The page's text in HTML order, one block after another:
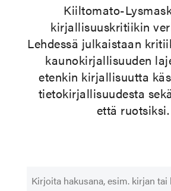
Kiiltomato-
kirjallisuuskritiikin
Lehdessä julkaistaan
kaunokirjallisuuden
etenkin kirjallisuutta
tietokirjallisuudesta
että ruotsiksi.